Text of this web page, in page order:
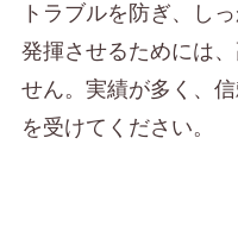
トラブルを防ぎ、し
発揮させるためには
せん。実績が多く、
を受けてください。